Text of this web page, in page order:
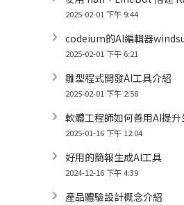
2025-02-01 下午 9:44
codeium的AI編輯器
2025-02-01 下午 6:21
雛型程式開發AI工具介紹
2025-02-01 下午 2:58
軟體工程師如何善用AI提升
2025-01-16 下午 12:04
好用的簡報生成AI工具
2024-12-16 下午 4:39
產品體驗設計概念介紹